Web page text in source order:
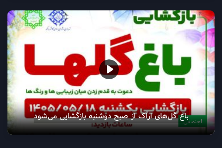
اجتماعیباغ گل‌های اراک از صبح دوشنبه بازگشایی می‌شود